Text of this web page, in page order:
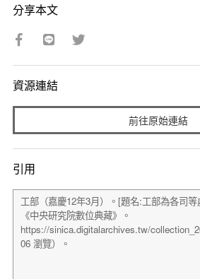
分享本文
資源連結
前往原始連結
引用